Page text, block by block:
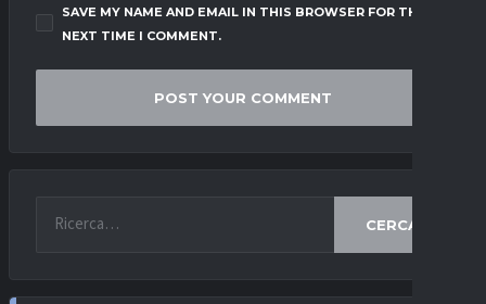
SAVE MY NAME AND EMAIL IN THIS BROWSER FOR THE
NEXT TIME I COMMENT.
CERCA